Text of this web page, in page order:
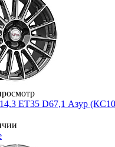
ET35 D67,1 Азур